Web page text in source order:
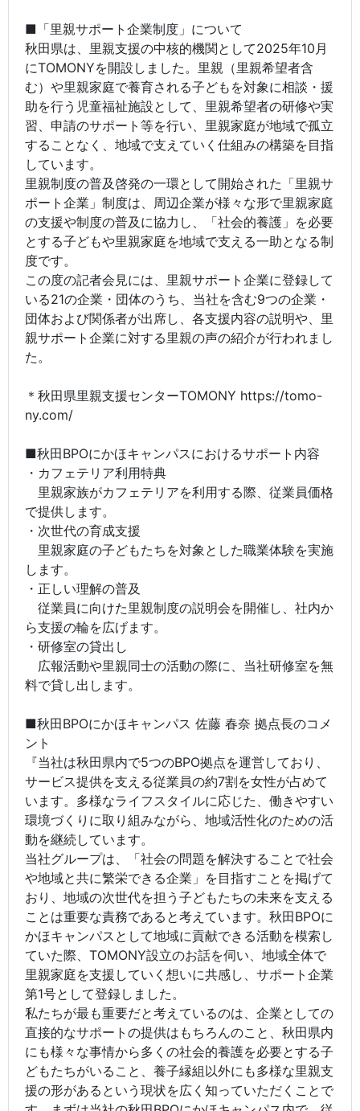
■「里親サポート企業制度」について
秋田県は、里親支援の中核的機関として2025年10月
にTOMONYを開設しました。里親（里親希望者含
む）や里親家庭で養育される子どもを対象に相談・援
助を行う児童福祉施設として、里親希望者の研修や実
習、申請のサポート等を行い、里親家庭が地域で孤立
することなく、地域で支えていく仕組みの構築を目指
しています。
里親制度の普及啓発の一環として開始された「里親サ
ポート企業」制度は、周辺企業が様々な形で里親家庭
の支援や制度の普及に協力し、「社会的養護」を必要
とする子どもや里親家庭を地域で支える一助となる制
度です。
この度の記者会見には、里親サポート企業に登録して
いる21の企業・団体のうち、当社を含む9つの企業・
団体および関係者が出席し、各支援内容の説明や、里
親サポート企業に対する里親の声の紹介が行われまし
た。
＊秋田県里親支援センターTOMONY https://tomo-
ny.com/
■秋田BPOにかほキャンパスにおけるサポート内容
・カフェテリア利用特典
里親家族がカフェテリアを利用する際、従業員価格
で提供します。
・次世代の育成支援
里親家庭の子どもたちを対象とした職業体験を実施
します。
・正しい理解の普及
従業員に向けた里親制度の説明会を開催し、社内か
ら支援の輪を広げます。
・研修室の貸出し
広報活動や里親同士の活動の際に、当社研修室を無
料で貸し出します。
■秋田BPOにかほキャンパス 佐藤 春奈 拠点長のコメ
ント
『当社は秋田県内で5つのBPO拠点を運営しており、
サービス提供を支える従業員の約7割を女性が占めて
います。多様なライフスタイルに応じた、働きやすい
環境づくりに取り組みながら、地域活性化のための活
動を継続しています。
当社グループは、「社会の問題を解決することで社会
や地域と共に繁栄できる企業」を目指すことを掲げて
おり、地域の次世代を担う子どもたちの未来を支える
ことは重要な責務であると考えています。秋田BPOに
かほキャンパスとして地域に貢献できる活動を模索し
ていた際、TOMONY設立のお話を伺い、地域全体で
里親家庭を支援していく想いに共感し、サポート企業
第1号として登録しました。
私たちが最も重要だと考えているのは、企業としての
直接的なサポートの提供はもちろんのこと、秋田県内
にも様々な事情から多くの社会的養護を必要とする子
どもたちがいること、養子縁組以外にも多様な里親支
援の形があるという現状を広く知っていただくことで